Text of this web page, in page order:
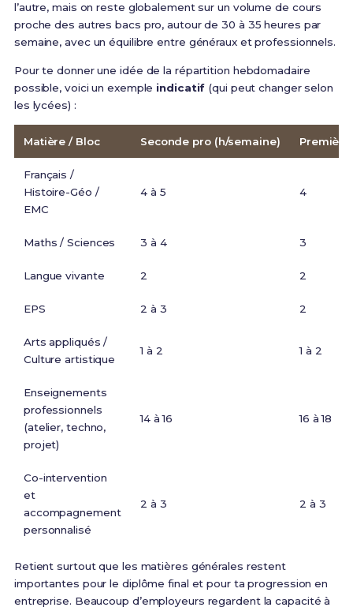
l’autre, mais on reste globalement sur un volume de cours
proche des autres bacs pro, autour de 30 à 35 heures par
semaine, avec un équilibre entre généraux et professionnels.
Pour te donner une idée de la répartition hebdomadaire
possible, voici un exemple indicatif (qui peut changer selon
les lycées) :
Matière / Bloc Seconde pro (h/semaine)
Français /
Histoire-Géo /
EMC
4 à 5 4
Maths / Sciences 3 à 4 3
Langue vivante 2 2
EPS 2 à 3 2
Arts appliqués /
Culture artistique
1 à 2 1 à 2
Enseignements
professionnels
(atelier, techno,
projet)
14 à 16 16 à 18
Co-intervention
et
accompagnement
personnalisé
2 à 3 2 à 3
Retient surtout que les matières générales restent
importantes pour le diplôme final et pour ta progression en
entreprise. Beaucoup d’employeurs regardent la capacité à